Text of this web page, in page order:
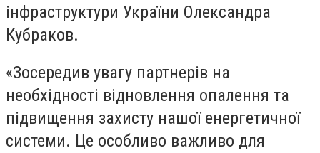
інфраструктури України Олександра
Кубраков.
«Зосередив увагу партнерів на
необхідності відновлення опалення та
підвищення захисту нашої енергетичної
системи. Це особливо важливо для